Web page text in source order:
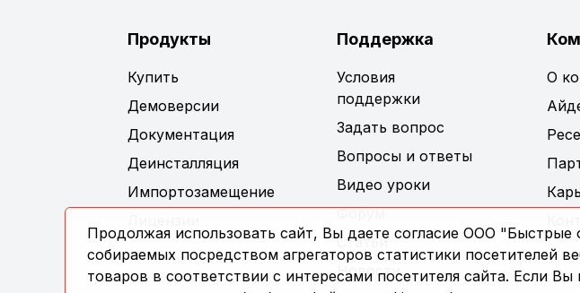
Продукты
Купить
Демоверсии
Документация
Деинсталляция
Импортозамещение
Поддержка
Условия
поддержки
Задать вопрос
Вопросы и ответы
Видео уроки
Форум
Статьи
Новости
О
Продолжая использовать сайт, Вы даете согласие ООО "Быстрые
собираемых посредством агрегаторов статистики посетителей
товаров в соответствии с интересами посетителя сайта. Если